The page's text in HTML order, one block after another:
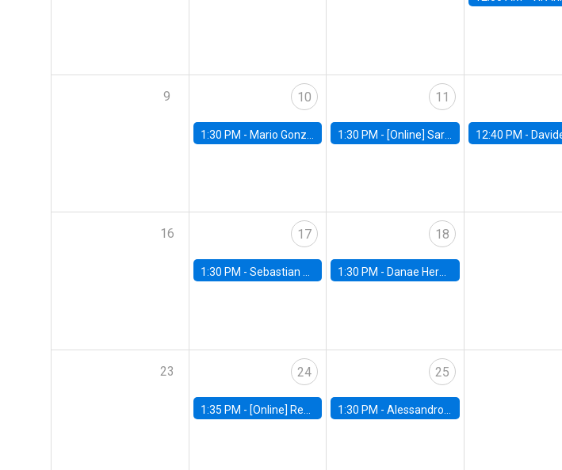
9 10
1:30 PM - Mario González, Banco Central de Chile
11
1:30 PM - [Online] Sarah Armitage, Boston University 12:40 PM - Davide Proserpio, Marshall
16 17
1:30 PM - Sebastian Claro, Universidad de Los Andes
18
1:30 PM - Danae Hernandez-Cortes, Arizona State
23 24
1:35 PM - [Online] Renata Narita, PUC Rio
25
1:30 PM -Alessandro Chiari, Charles University